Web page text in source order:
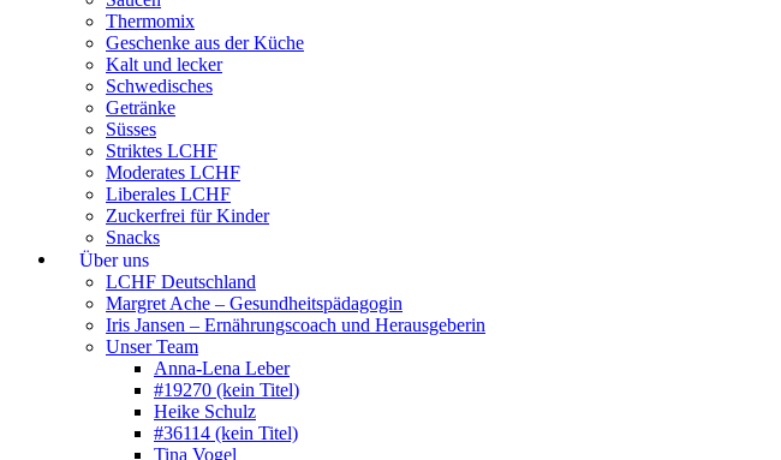
Thermomix
Geschenke aus der Küche
Kalt und lecker
Schwedisches
Getränke
Süsses
Striktes LCHF
Moderates LCHF
Liberales LCHF
Zuckerfrei für Kinder
Snacks
Über uns
LCHF Deutschland
Margret Ache – Gesundheitspädagogin
Iris Jansen – Ernährungscoach und Herausgeberin
Unser Team
Anna-Lena Leber
#19270 (kein Titel)
Heike Schulz
#36114 (kein Titel)
Tina Vogel